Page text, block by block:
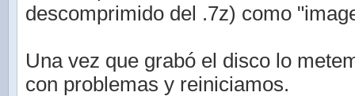
descomprimido del .7z) como
Una vez que grabó el disco lo
con problemas y reiniciamos.